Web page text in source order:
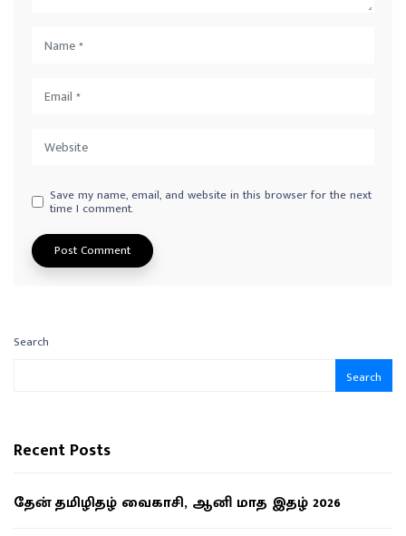
Save my name, email, and website in this browser for the next
time I comment.
Search
Search
Recent Posts
தேன் தமிழிதழ் வைகாசி, ஆனி மாத இதழ் 2026